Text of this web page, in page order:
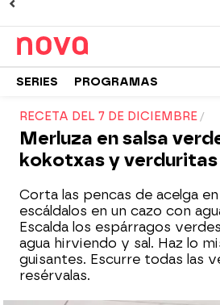
SERIES PROGRAMAS
RECETA DEL 7 DE DICIEMBRE
Merluza en salsa
kokotxas y verduritas
Corta las pencas de acelga
escáldalos en un cazo con
Escalda los espárragos
agua hirviendo y sal. Haz lo
guisantes. Escurre todas las
resérvalas.